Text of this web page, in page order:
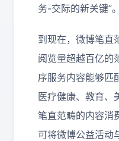
务-交际的新关键”。
到现在，微博笔直
阅览量超越百亿的
序服务内容能够匹
医疗健康、教育、
笔直范畴的内容消
可将微博公益活动